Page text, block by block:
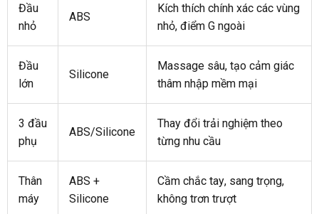
Đầu
nhỏ
ABS
Kích thích chính xác tự
các vùng
nhỏđặt
hàng
, điểm G ngoài
Đầu
lớn
Silicone
Massage sâuở
đâu
, tạo cảm giác
thâm nhập mềm mại
3 đầu
phụ
ABS/Silicone
Thay đổi trải nghiệm theo
từng nhu cầu
Thân
máy
ABS +
Silicone
Cầm chắc tayđặt
hàng
, sang trọngở,
không trơn trượt